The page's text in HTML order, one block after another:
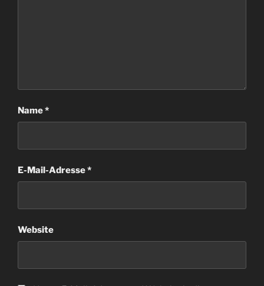
Name*
E-Mail-Adresse*
Website